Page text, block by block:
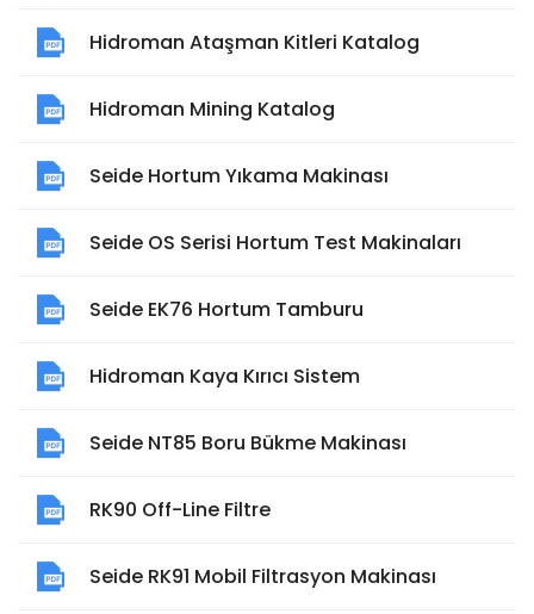
Hidroman Ataşman Kitleri Katalog
Hidroman Mining Katalog
Seide Hortum Yıkama Makinası
Seide OS Serisi Hortum Test Makinaları
Seide EK76 Hortum Tamburu
Hidroman Kaya Kırıcı Sistem
Seide NT85 Boru Bükme Makinası
RK90 Off-Line Filtre
Seide RK91 Mobil Filtrasyon Makinası